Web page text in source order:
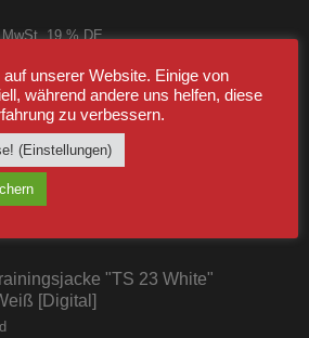
19 % DE
American Breakfast T-shirt Schwarz
"TS 23 White"
[Digital]
unserer Website. Einige von
während andere uns helfen, diese
zu verbessern.
(Einstellungen)